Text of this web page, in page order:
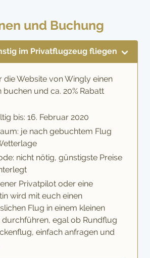
und Buchung
im Privatflugzeug fliegen
die Website von Wingly einen
buchen und ca. 20% Rabatt
bis: 16. Februar 2020
je nach gebuchtem Flug
nicht nötig, günstigste Preise
Privatpilot oder eine
wird mit euch einen
Flug in einem kleinen
durchführen, egal ob Rundflug
einfach anfragen und